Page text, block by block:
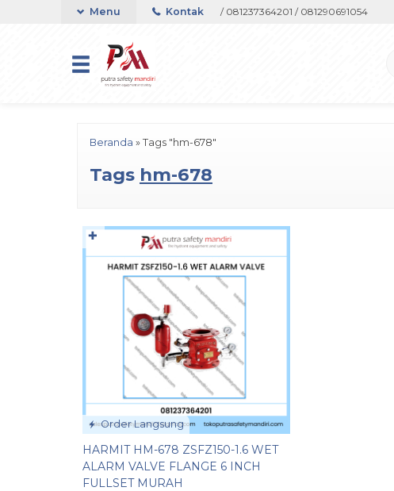
Telepon atau Whatsapp 082133767508 / 081237364201 / 081290691054
Menu Kontak
Beranda » Tags "hm-678"
Tags hm-678
Order Langsung
HARMIT HM-678 ZSFZ150-1.6 WET
ALARM VALVE FLANGE 6 INCH
FULLSET MURAH
✚